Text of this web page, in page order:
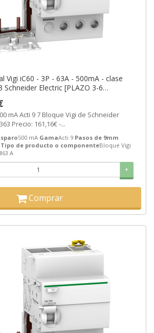
Vigi iC60 - 3P - 63A - 500mA - clase
Schneider Electric [PLAZO 3-6
Precio: 161,16€ -...
500 mA GamaActi 9 Pasos de 9mm
Tipo de producto o componenteBloque Vigi
63 A
+
Comprar